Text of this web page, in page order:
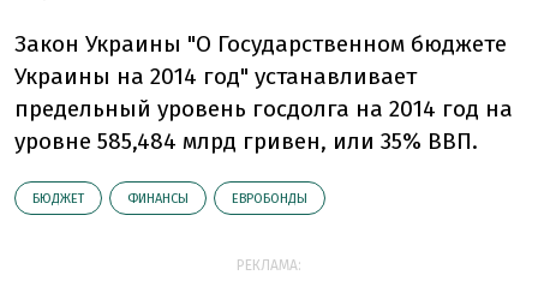
Закон Украины "О Государственном бюджете
Украины на 2014 год" устанавливает
предельный уровень госдолга на 2014 год на
уровне 585,484 млрд гривен, или 35% ВВП.
БЮДЖЕТ ФИНАНСЫ ЕВРОБОНДЫ
РЕКЛАМА: